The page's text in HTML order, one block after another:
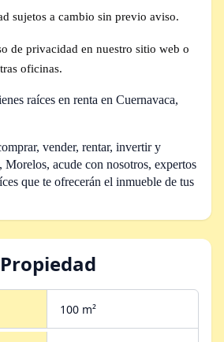
sujetos a cambio sin previo aviso.
de privacidad en nuestro sitio web o
oficinas.
raíces en renta en Cuernavaca,
vender, rentar, invertir y
Morelos, acude con nosotros, expertos
que te ofrecerán el inmueble de tus
100 m²